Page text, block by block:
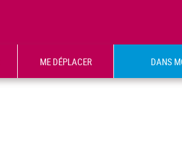
ME DÉPLACER DANS